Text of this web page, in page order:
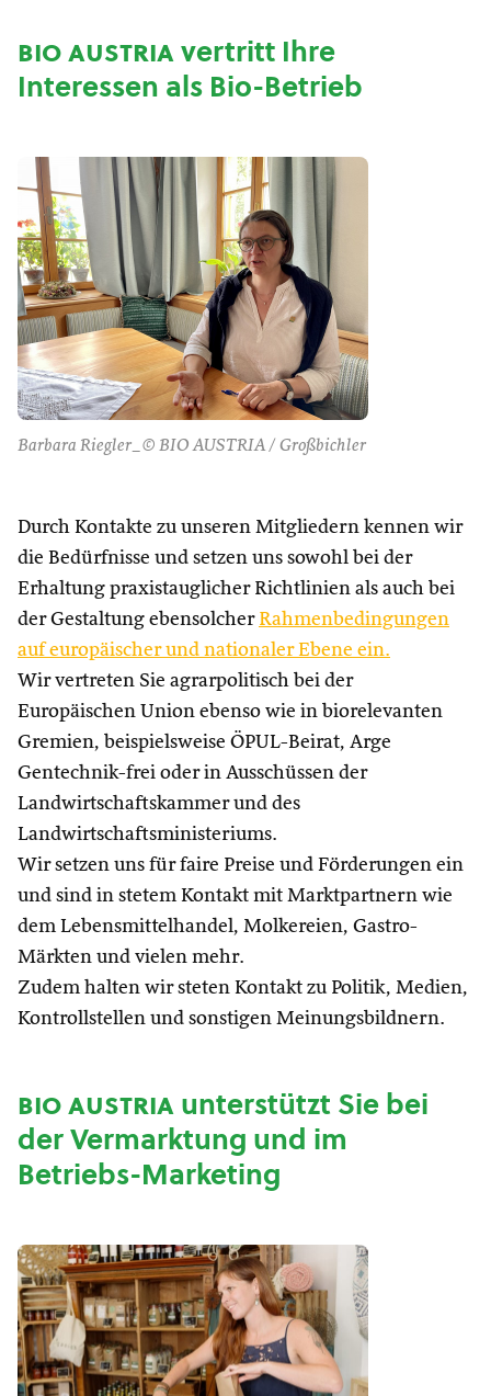
bio austriavertritt Ihre
Interessen als Bio-Betrieb
Barbara Riegler_© BIO AUSTRIA / Großbichler
Durch Kontakte zu unseren Mitgliedern kennen wir
die Bedürfnisse und setzen uns sowohl bei der
Erhaltung praxistauglicher Richtlinien als auch bei
der Gestaltung ebensolcher Rahmenbedingungen
auf europäischer und nationaler Ebene ein.
Wir vertreten Sie agrarpolitisch bei der
Europäischen Union ebenso wie in biorelevanten
Gremien, beispielsweise ÖPUL-Beirat, Arge
Gentechnik-frei oder in Ausschüssen der
Landwirtschaftskammer und des
Landwirtschaftsministeriums.
Wir setzen uns für faire Preise und Förderungen ein
und sind in stetem Kontakt mit Marktpartnern wie
dem Lebensmittelhandel, Molkereien, Gastro-
Märkten und vielen mehr.
Zudem halten wir steten Kontakt zu Politik, Medien,
Kontrollstellen und sonstigen Meinungsbildnern.
bio austriaunterstützt Sie bei
der Vermarktung und im
Betriebs-Marketing